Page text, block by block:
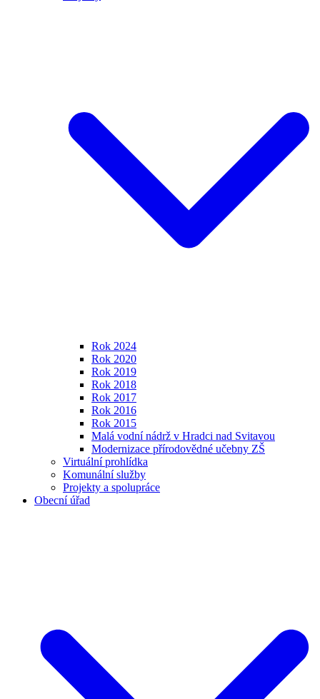
Rok 2024
Rok 2020
Rok 2019
Rok 2018
Rok 2017
Rok 2016
Rok 2015
Malá vodní nádrž v Hradci nad Svitavou
Modernizace přírodovědné učebny ZŠ
Virtuální prohlídka
Komunální služby
Projekty a spolupráce
Obecní úřad